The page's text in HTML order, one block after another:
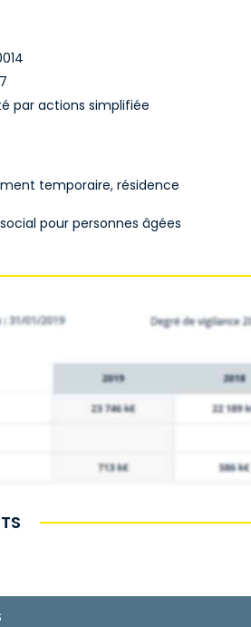
par actions simplifiée
temporaire, résidence
pour personnes âgées